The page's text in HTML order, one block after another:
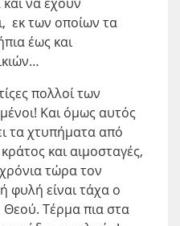
εκ των οποίων τα
έως και
πολλοί των
Και όμως αυτός
τα χτυπήματα από
και αιμοσταγές,
τώρα τον
φυλή είναι τάχα ο
Θεού. Τέρμα πια στα